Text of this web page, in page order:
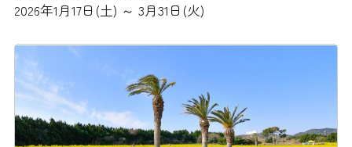
2026年1月17日(土) ～ 3月31日(火)